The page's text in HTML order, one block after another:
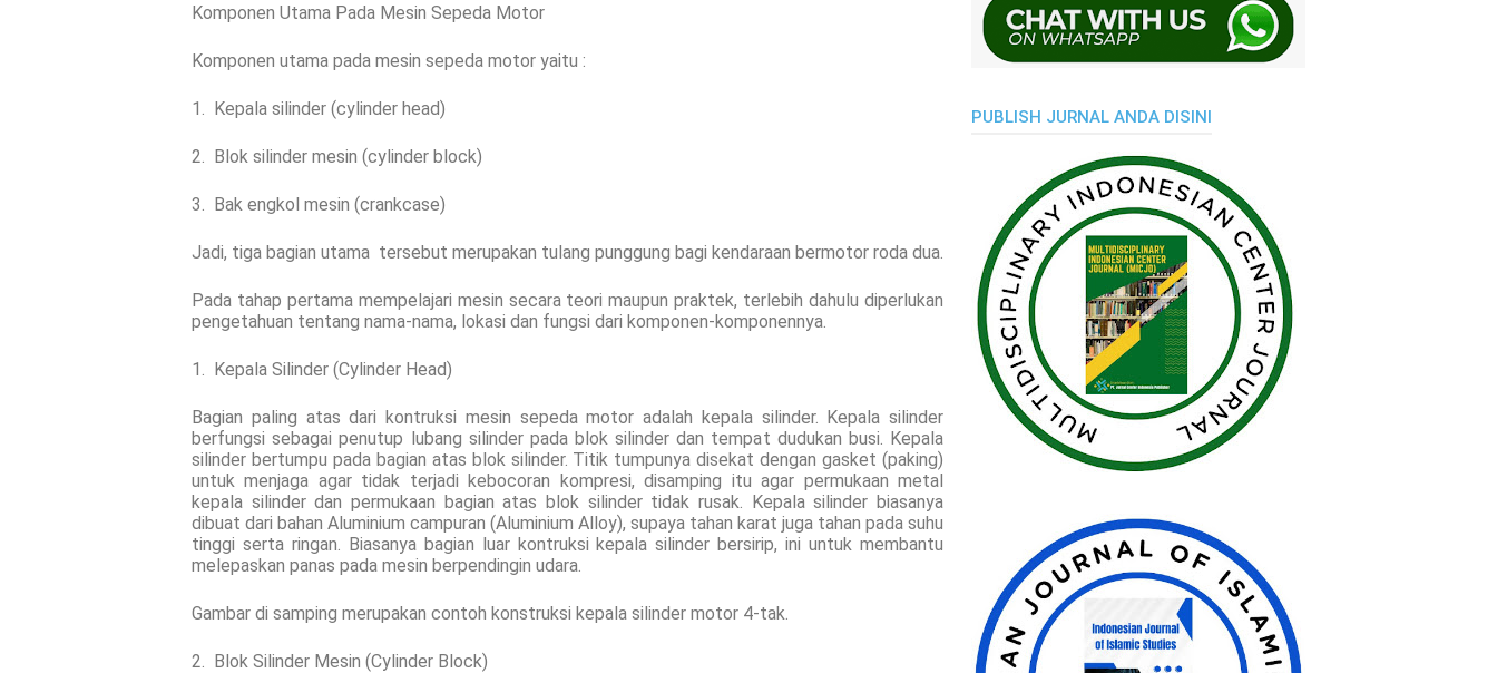
Komponen Utama Pada Mesin Sepeda Motor
Komponen utama pada mesin sepeda motor yaitu :
1. Kepala silinder (cylinder head)
2. Blok silinder mesin (cylinder block)
3. Bak engkol mesin (crankcase)
Jadi, tiga bagian utama tersebut merupakan tulang punggung bagi kendaraan bermotor roda dua.
Pada tahap pertama mempelajari mesin secara teori maupun praktek, terlebih dahulu diperlukan
pengetahuan tentang nama-nama, lokasi dan fungsi dari komponen-komponennya.
1. Kepala Silinder (Cylinder Head)
Bagian paling atas dari kontruksi mesin sepeda motor adalah kepala silinder. Kepala silinder
berfungsi sebagai penutup lubang silinder pada blok silinder dan tempat dudukan busi. Kepala
silinder bertumpu pada bagian atas blok silinder. Titik tumpunya disekat dengan gasket (paking)
untuk menjaga agar tidak terjadi kebocoran kompresi, disamping itu agar permukaan metal
kepala silinder dan permukaan bagian atas blok silinder tidak rusak. Kepala silinder biasanya
dibuat dari bahan Aluminium campuran (Aluminium Alloy), supaya tahan karat juga tahan pada suhu
tinggi serta ringan. Biasanya bagian luar kontruksi kepala silinder bersirip, ini untuk membantu
melepaskan panas pada mesin berpendingin udara.
Gambar di samping merupakan contoh konstruksi kepala silinder motor 4-tak.
2. Blok Silinder Mesin (Cylinder Block)
PUBLISH JURNAL ANDA DISINI